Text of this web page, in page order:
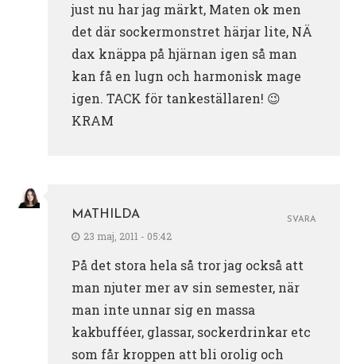
just nu har jag märkt, Maten ok men
det där sockermonstret härjar lite, NÄ
dax knäppa på hjärnan igen så man
kan få en lugn och harmonisk mage
igen. TACK för tankeställaren! 😉
KRAM
MATHILDA
23 maj, 2011 - 05:42
På det stora hela så tror jag också att
man njuter mer av sin semester, när
man inte unnar sig en massa
kakbufféer, glassar, sockerdrinkar etc
som får kroppen att bli orolig och
SVARA